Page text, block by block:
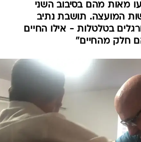
מאות מהם בסיבוב השני
המועצה. תושבת נתיב
בטלטלות - אילו החיים
חלק מהחיים"